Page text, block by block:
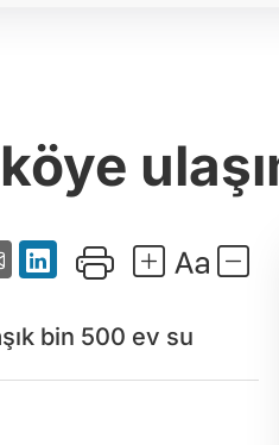
bin 500 ev su